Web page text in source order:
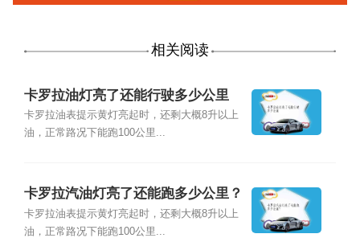
相关阅读
卡罗拉油灯亮了还能行驶多少公里
卡罗拉油表提示黄灯亮起时，还剩大概8升以上
油，正常路况下能跑100公里...
卡罗拉汽油灯亮了还能跑多少公里？
卡罗拉油表提示黄灯亮起时，还剩大概8升以上
油，正常路况下能跑100公里...